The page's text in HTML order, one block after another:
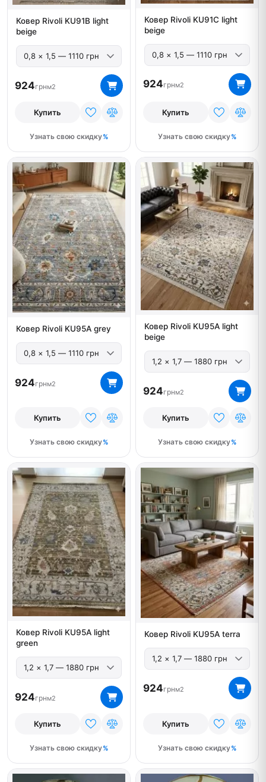
Ковер Rivoli KU91B light
beige
924грнм2
Купить
Узнать свою скидку
Ковер Rivoli KU91С light
beige
924грнм2
Купить
Узнать свою скидку
Ковер Rivoli KU95A grey
924грнм2
Купить
Узнать свою скидку
Ковер Rivoli KU95A light
beige
924грнм2
Купить
Узнать свою скидку
Ковер Rivoli KU95A light
green
924грнм2
Купить
Узнать свою скидку
Ковер Rivoli KU95A terra
924грнм2
Купить
Узнать свою скидку